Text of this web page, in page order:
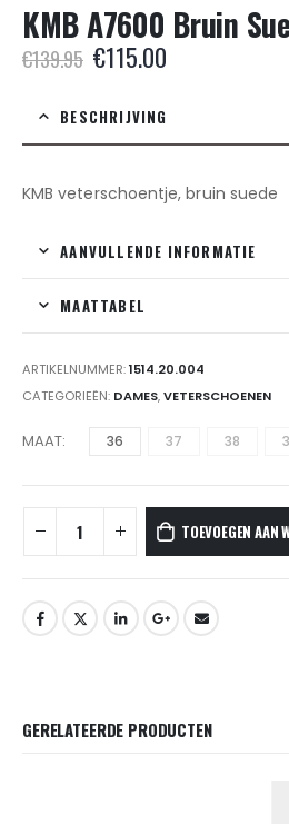
KMB A7600 Bruin
€139.95 Oorspronkelijke
prijs
was:
€139.95.
€115.00Huidige
BESCHRIJVING
KMB veterschoentje, bruin suede
AANVULLENDE INFORMATIE
MAATTABEL
ARTIKELNUMMER:1514.20.004
CATEGORIEËN: DAMES,VETERSCHOENEN
MAAT 36 37 38
TOEVOEGEN AAN
GERELATEERDE PRODUCTEN